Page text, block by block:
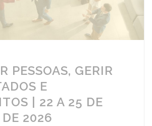
PESSOAS, GERIR
E
| 22 A 25 DE
2026